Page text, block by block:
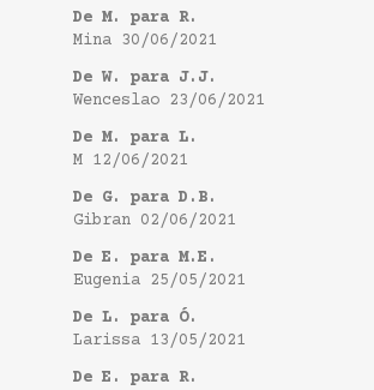
De M. para R.
Mina 30/06/2021
De W. para J.J.
Wenceslao 23/06/2021
De M. para L.
M 12/06/2021
De G. para D.B.
Gibran 02/06/2021
De E. para M.E.
Eugenia 25/05/2021
De L. para Ó.
Larissa 13/05/2021
De E. para R.